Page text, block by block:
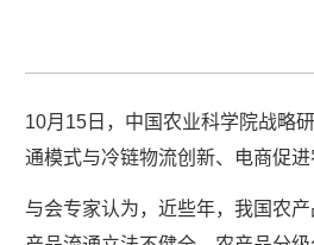
10月15日，中国农业科学院战略
通模式与冷链物流创新、电商促
与会专家认为，近些年，我国农